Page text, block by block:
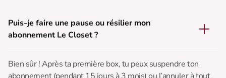
Puis-je faire une pause ou résilier mon
abonnement Le Closet ?
Bien sûr ! Après ta première box, tu peux suspendre ton